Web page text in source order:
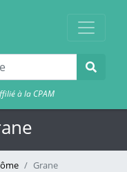
à la CPAM
Grane